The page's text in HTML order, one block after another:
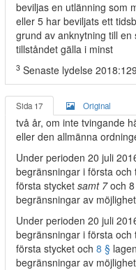
beviljas en utlänning som
eller 5 har beviljats ett
grund av anknytning till
tillståndet gälla i minst
3 Senaste lydelse
Sida 17 Original
två år, om inte tvingande
eller den allmänna
Under perioden 20 juli
begränsningar i första
första stycket samt 7och 8
begränsningar av
Under perioden 20 juli
begränsningar i första
första stycket och 8 §
begränsningar av